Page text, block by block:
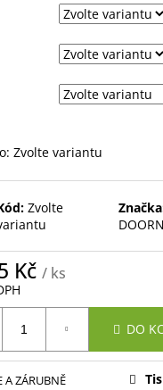
Zvolte variantu
Zvolte
Kč / ks
DO
A ZÁRUBNĚ